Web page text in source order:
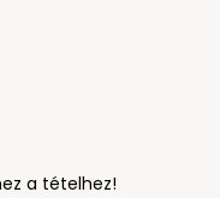
a tételhez!